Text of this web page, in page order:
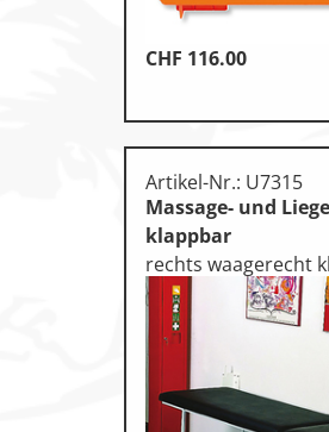
CHF 116.00
Artikel-Nr.: U7315
Massage- und
klappbar
rechts waagerecht